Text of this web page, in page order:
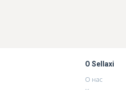
О Sellaxi
О нас